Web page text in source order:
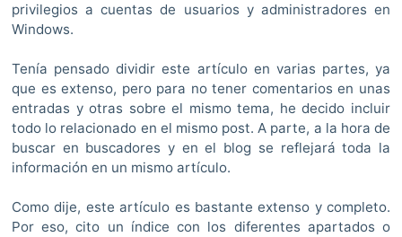
privilegios a cuentas de usuarios y administradores en
Windows.
Tenía pensado dividir este artículo en varias partes, ya
que es extenso, pero para no tener comentarios en unas
entradas y otras sobre el mismo tema, he decido incluir
todo lo relacionado en el mismo post. A parte, a la hora de
buscar en buscadores y en el blog se reflejará toda la
información en un mismo artículo.
Como dije, este artículo es bastante extenso y completo.
Por eso, cito un índice con los diferentes apartados o